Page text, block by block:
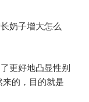
奶子增大怎么
更好地凸显性别
的，目的就是